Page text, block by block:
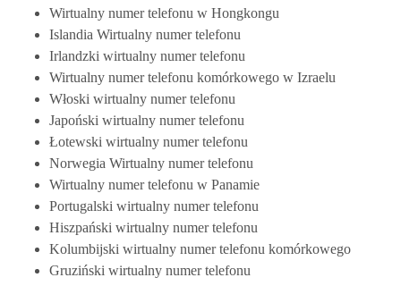
Wirtualny numer telefonu w Hongkongu
Islandia Wirtualny numer telefonu
Irlandzki wirtualny numer telefonu
Wirtualny numer telefonu komórkowego w Izraelu
Włoski wirtualny numer telefonu
Japoński wirtualny numer telefonu
Łotewski wirtualny numer telefonu
Norwegia Wirtualny numer telefonu
Wirtualny numer telefonu w Panamie
Portugalski wirtualny numer telefonu
Hiszpański wirtualny numer telefonu
Kolumbijski wirtualny numer telefonu komórkowego
Gruziński wirtualny numer telefonu